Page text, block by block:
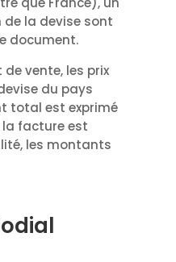
la devise sont
document.
vente, les prix
du pays
total est exprimé
la facture est
les montants